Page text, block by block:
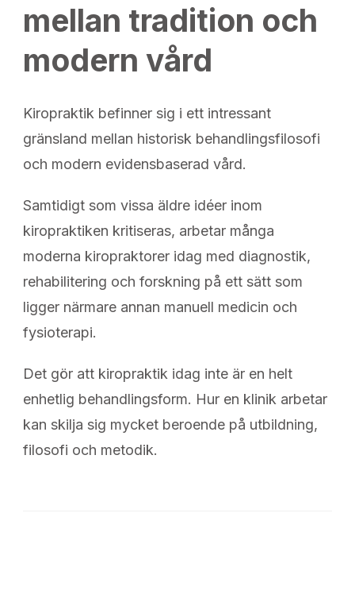
mellan tradition och
modern vård
Kiropraktik befinner sig i ett intressant
gränsland mellan historisk behandlingsfilosofi
och modern evidensbaserad vård.
Samtidigt som vissa äldre idéer inom
kiropraktiken kritiseras, arbetar många
moderna kiropraktorer idag med diagnostik,
rehabilitering och forskning på ett sätt som
ligger närmare annan manuell medicin och
fysioterapi.
Det gör att kiropraktik idag inte är en helt
enhetlig behandlingsform. Hur en klinik arbetar
kan skilja sig mycket beroende på utbildning,
filosofi och metodik.